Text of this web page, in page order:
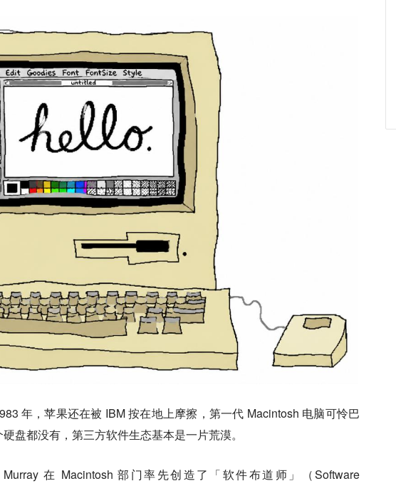
年，苹果还在被 IBM 按在地上摩擦，第一代 Macintosh 电脑可怜巴
盘都没有，第三方软件生态基本是一片荒漠。
在 Macintosh 部门率先创造了「软件布道师」
（Software